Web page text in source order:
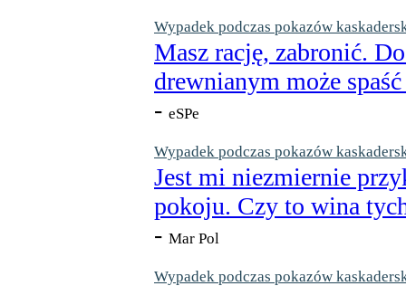
Wypadek podczas pokazów
Masz rację, zabronić.
drewnianym może
- eSPe
Wypadek podczas pokazów
Jest mi niezmiernie
pokoju. Czy to wina
- Mar Pol
Wypadek podczas pokazów